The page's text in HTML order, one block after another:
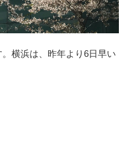
横浜は、昨年より6日早い